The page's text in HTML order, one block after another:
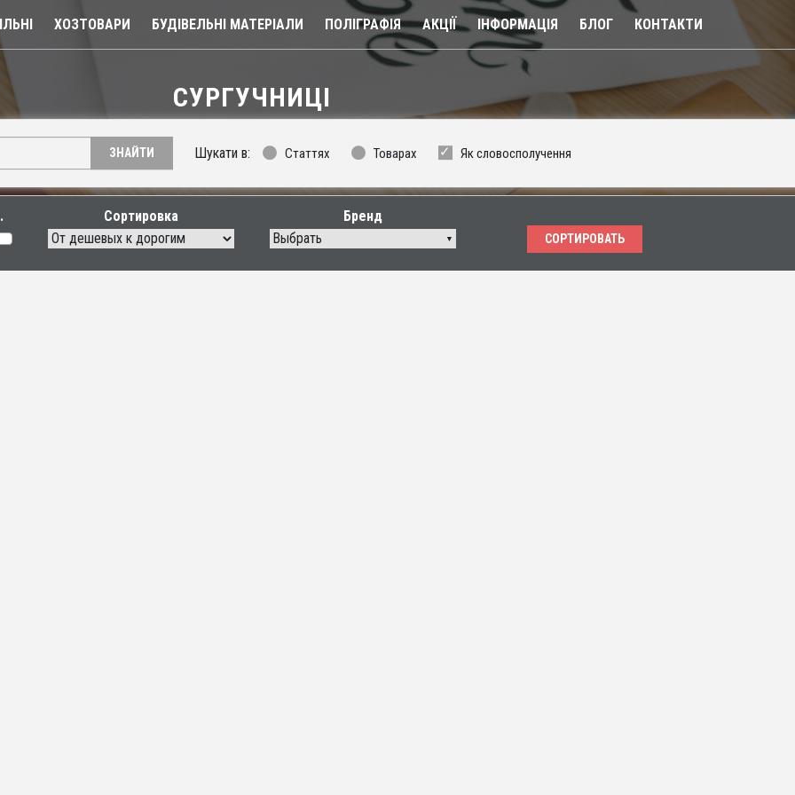
ЗНАЙТИ Шукати в: Статтях Товарах Як словосполучення
ХОЗТОВАРИ БУДІВЕЛЬНІ МАТЕРІАЛИ ПОЛІГРАФІЯ АКЦІЇ ІНФОРМАЦІЯ БЛОГ КОНТАКТИ
СУРГУЧНИЦІ
Сортировка
Бренд
Выбрать
СОРТИРОВАТЬ